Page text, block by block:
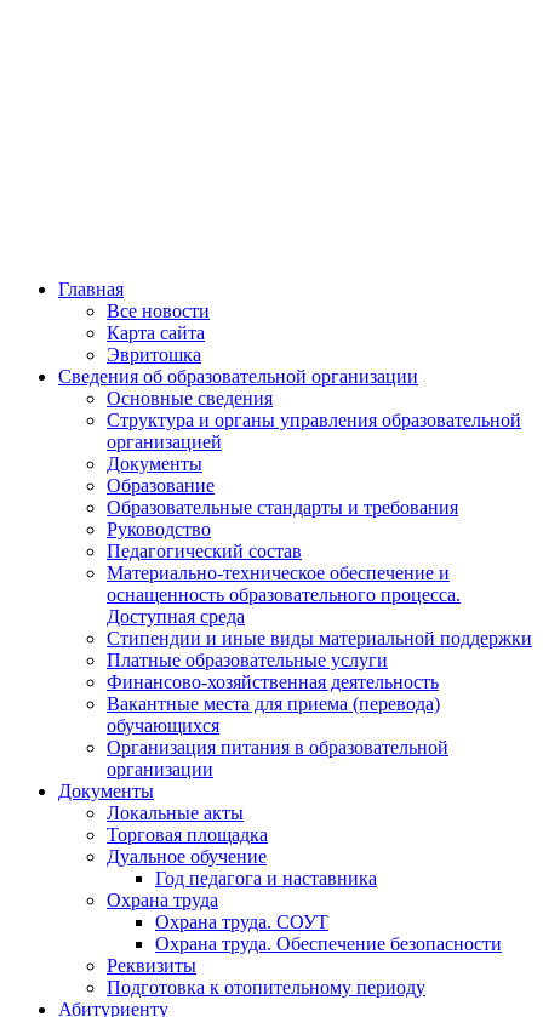
Главная
Все новости
Карта сайта
Эвритошка
Сведения об образовательной организации
Основные сведения
Структура и органы управления образовательной
организацией
Документы
Образование
Образовательные стандарты и требования
Руководство
Педагогический состав
Материально-техническое обеспечение и
оснащенность образовательного процесса.
Доступная среда
Стипендии и иные виды материальной поддержки
Платные образовательные услуги
Финансово-хозяйственная деятельность
Вакантные места для приема (перевода)
обучающихся
Организация питания в образовательной
организации
Документы
Локальные акты
Торговая площадка
Дуальное обучение
Год педагога и наставника
Охрана труда
Охрана труда. СОУТ
Охрана труда. Обеспечение безопасности
Реквизиты
Подготовка к отопительному периоду
Абитуриенту